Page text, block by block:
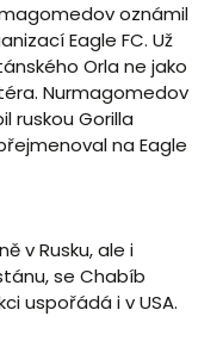
oznámil
Eagle FC. Už
Orla ne jako
Nurmagomedov
ruskou Gorilla
na Eagle
v Rusku, ale i
se Chabíb
uspořádá i v USA.